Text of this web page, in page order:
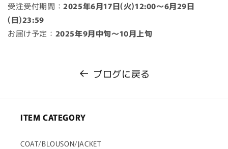
受注受付期間：2025年6月17日(火)12:00～6月29日
(日)23:59
お届け予定： 2025年9月中旬～10月上旬
ブログに戻る
ITEM CATEGORY
COAT/BLOUSON/JACKET